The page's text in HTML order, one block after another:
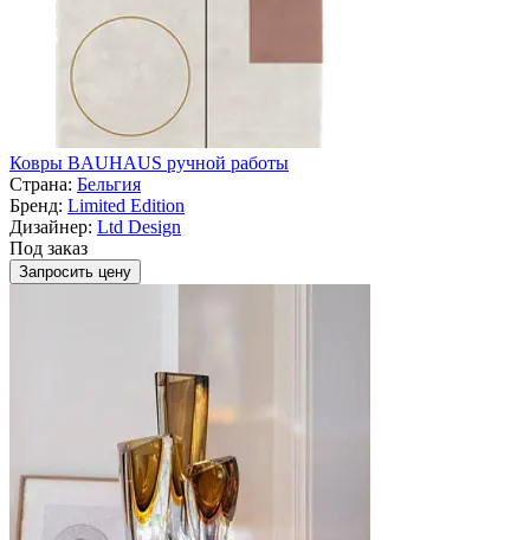
Ковры BAUHAUS ручной работы
Страна: Бельгия
Бренд: Limited Edition
Дизайнер: Ltd Design
Под заказ
Запросить цену